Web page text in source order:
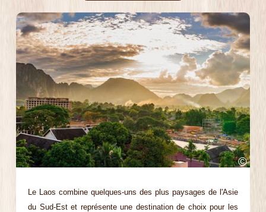
©
Le Laos combine quelques-uns des plus paysages de l'Asie
du Sud-Est et représente une destination de choix pour les